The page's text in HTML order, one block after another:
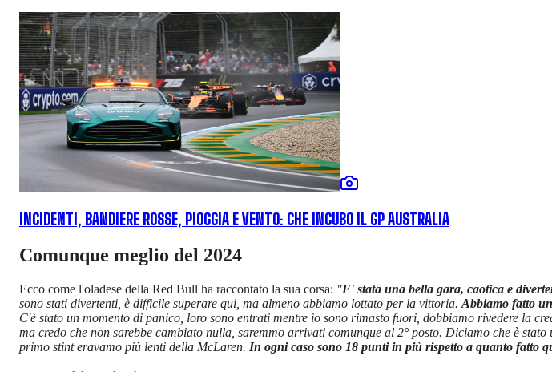
INCIDENTI, BANDIERE ROSSE, PIOGGIA E VENTO: CHE INCUBO IL GP AUSTRALIA
Comunque meglio del 2024
Ecco come l'oladese della Red Bull ha raccontato la sua corsa: "E' stata una bella gara, caotica e
sono stati divertenti, è difficile superare qui, ma almeno abbiamo lottato per la vittoria. Abbiamo fatto
C'è stato un momento di panico, loro sono entrati mentre io sono rimasto fuori, dobbiamo rivedere la
ma credo che non sarebbe cambiato nulla, saremmo arrivati comunque al 2° posto. Diciamo che è
primo stint eravamo più lenti della McLaren. In ogni caso sono 18 punti in più rispetto a quanto fatto